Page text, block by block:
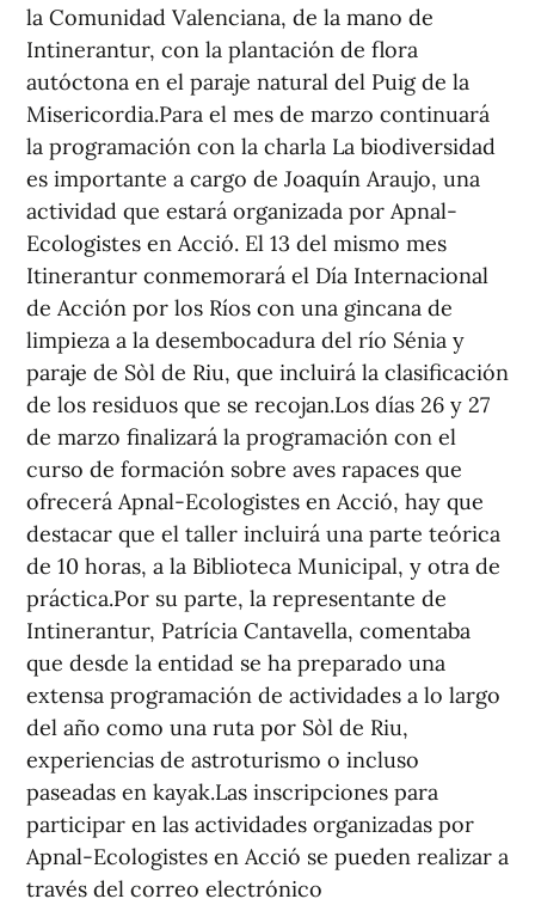
la Comunidad Valenciana, de la mano de
Intinerantur, con la plantación de flora
autóctona en el paraje natural del Puig de la
Misericordia.Para el mes de marzo continuará
la programación con la charla La biodiversidad
es importante a cargo de Joaquín Araujo, una
actividad que estará organizada por Apnal-
Ecologistes en Acció. El 13 del mismo mes
Itinerantur conmemorará el Día Internacional
de Acción por los Ríos con una gincana de
limpieza a la desembocadura del río Sénia y
paraje de Sòl de Riu, que incluirá la clasificación
de los residuos que se recojan.Los días 26 y 27
de marzo finalizará la programación con el
curso de formación sobre aves rapaces que
ofrecerá Apnal-Ecologistes en Acció, hay que
destacar que el taller incluirá una parte teórica
de 10 horas, a la Biblioteca Municipal, y otra de
práctica.Por su parte, la representante de
Intinerantur, Patrícia Cantavella, comentaba
que desde la entidad se ha preparado una
extensa programación de actividades a lo largo
del año como una ruta por Sòl de Riu,
experiencias de astroturismo o incluso
paseadas en kayak.Las inscripciones para
participar en las actividades organizadas por
Apnal-Ecologistes en Acció se pueden realizar a
través del correo electrónico